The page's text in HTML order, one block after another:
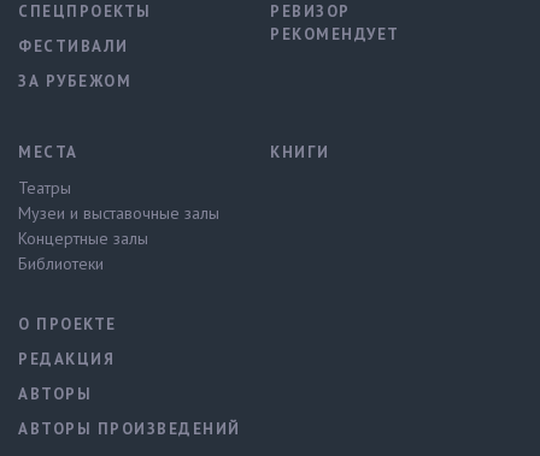
СПЕЦПРОЕКТЫ
ФЕСТИВАЛИ
ЗА РУБЕЖОМ
РЕВИЗОР
РЕКОМЕНДУЕТ
МЕСТА
Театры
Музеи и выставочные залы
Концертные залы
Библиотеки
КНИГИ
О ПРОЕКТЕ
РЕДАКЦИЯ
АВТОРЫ
АВТОРЫ ПРОИЗВЕДЕНИЙ